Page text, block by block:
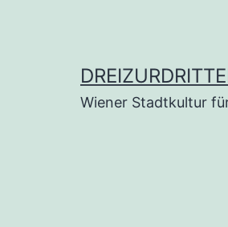
Wiener Stadtkultur